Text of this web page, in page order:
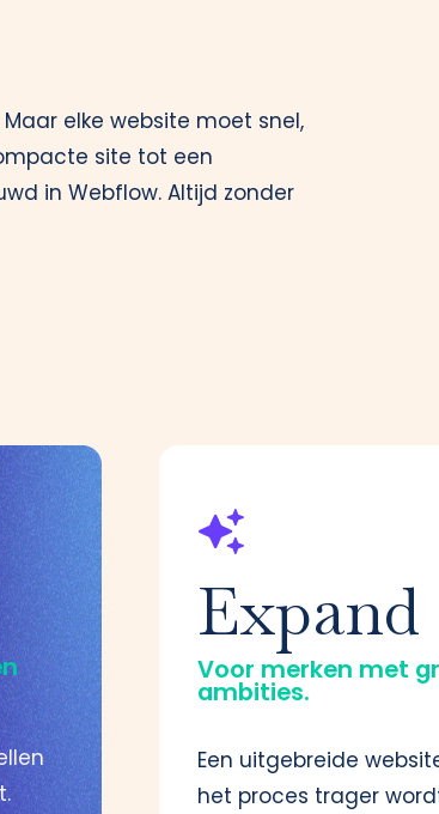
elke website moet snel,
site tot een
in Webflow. Altijd zonder
Expand
Voor merken met
ambities.
Een uitgebreide
het proces trager